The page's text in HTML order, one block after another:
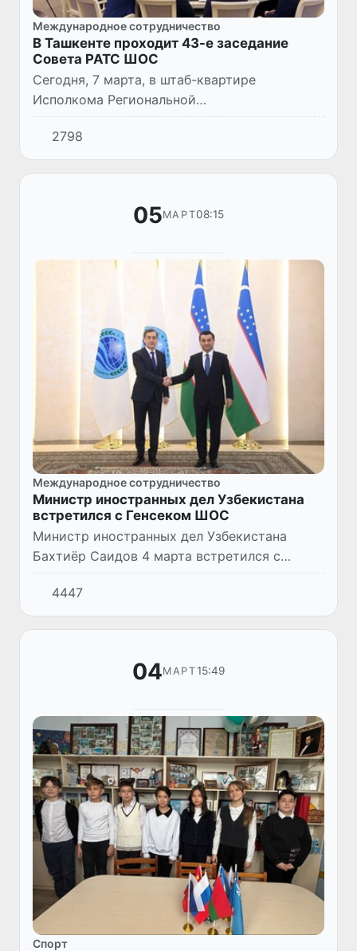
Международное сотрудничество
В Ташкенте проходит 43-е заседание
Совета РАТС ШОС
Сегодня, 7 марта, в штаб-квартире
Исполкома Региональной
антитеррористической структуры
Шанхайской организации сотрудничества
(РАТС ШОС) проходит 43-е заседание
2798
05МАРТ08:15
Международное сотрудничество
Министр иностранных дел Узбекистана
встретился с Генсеком ШОС
Министр иностранных дел Узбекистана
Бахтиёр Саидов 4 марта встретился с
прибывшим в нашу страну с визитом
Генеральным секретарем Шанхайской
организации Нурланом Ермекбаевым.
4447
04МАРТ15:49
Спорт